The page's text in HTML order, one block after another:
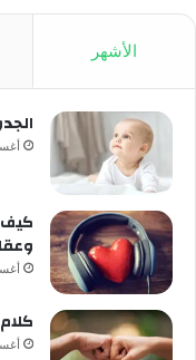
الأشهر
الجدول
كيف